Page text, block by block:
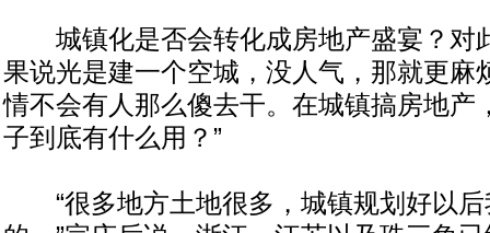
城镇化是否会转化成房地产盛宴？对
果说光是建一个空城，没人气，那就更麻
情不会有人那么傻去干。在城镇搞房地产
子到底有什么用？”
“很多地方土地很多，城镇规划好以后